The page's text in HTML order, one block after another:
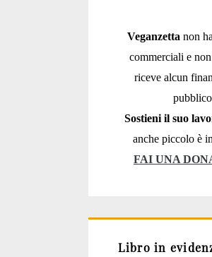
Veganzetta non
commerciali e
riceve alcun
Sostieni il suo
anche piccolo è
FAI UNA
Libro in